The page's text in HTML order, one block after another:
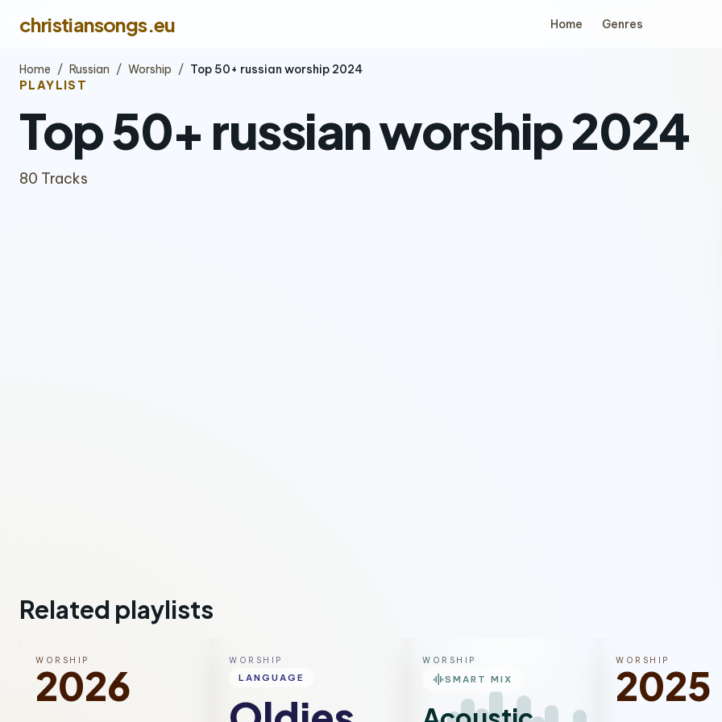
christiansongs.eu Home Genres
Home / Russian / Worship / Top 50+ russian worship 2024
PLAYLIST
Top 50+ russian worship 2024
80 Tracks
Related playlists
WORSHIP
2026
WORSHIP
LANGUAGE
WORSHIP
graphic_eqSMART MIX
WORSHIP
2025